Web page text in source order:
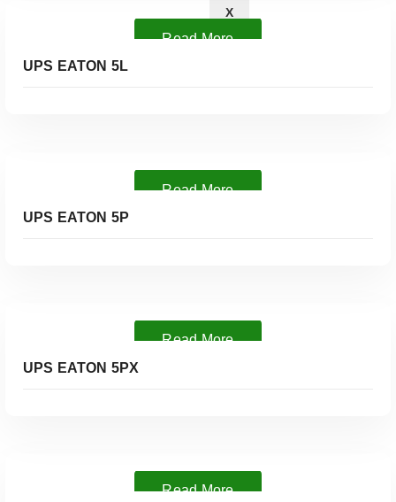
X
Read More
UPS EATON 5L
Read More
UPS EATON 5P
Read More
UPS EATON 5PX
Read More